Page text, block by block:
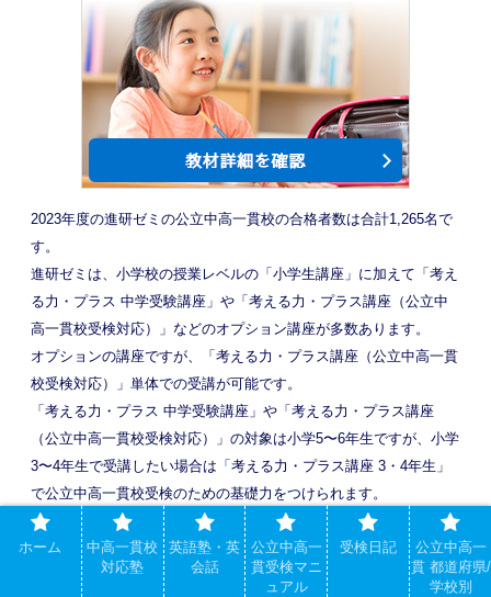
2023年度の進研ゼミの公立中高一貫校の合格者数は合計1,265名で
す。
進研ゼミは、小学校の授業レベルの「小学生講座」に加えて「考え
る力・プラス 中学受験講座」や「考える力・プラス講座（公立中
高一貫校受検対応）」などのオプション講座が多数あります。
オプションの講座ですが、「考える力・プラス講座（公立中高一貫
校受検対応）」単体での受講が可能です。
「考える力・プラス 中学受験講座」や「考える力・プラス講座
（公立中高一貫校受検対応）」の対象は小学5〜6年生ですが、小学
3〜4年生で受講したい場合は「考える力・プラス講座 3・4年生」
で公立中高一貫校受検のための基礎力をつけられます。
詳細ページ
ホーム
中高一貫校
対応塾
英語塾・英
会話
公立中高一
貫受検マニ
ュアル
受検日記
公立中高一
貫 都道府県/
学校別